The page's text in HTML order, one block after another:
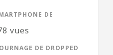
DE
vues
DE DROPPED